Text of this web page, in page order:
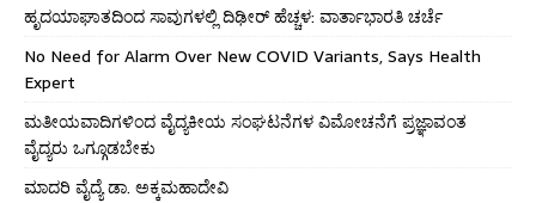
ಹೃದಯಾಘಾತದಿಂದ ಸಾವುಗಳಲ್ಲಿ ದಿಢೀರ್ ಹೆಚ್ಚಳ: ವಾರ್ತಾಭಾರತಿ ಚರ್ಚೆ
No Need for Alarm Over New COVID Variants, Says Health
Expert
ಮತೀಯವಾದಿಗಳಿಂದ ವೈದ್ಯಕೀಯ ಸಂಘಟನೆಗಳ ವಿಮೋಚನೆಗೆ ಪ್ರಜ್ಞಾವಂತ
ವೈದ್ಯರು ಒಗ್ಗೂಡಬೇಕು
ಮಾದರಿ ವೈದ್ಯೆ ಡಾ. ಅಕ್ಕಮಹಾದೇವಿ